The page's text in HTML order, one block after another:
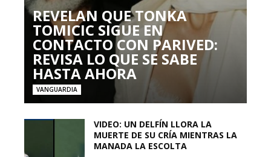
REVELAN QUE TONKA
TOMICIC SIGUE EN
CONTACTO CON PARIVED:
REVISA LO QUE SE SABE
HASTA AHORA
VANGUARDIA
VIDEO: UN DELFÍN LLORA LA
MUERTE DE SU CRÍA MIENTRAS LA
MANADA LA ESCOLTA